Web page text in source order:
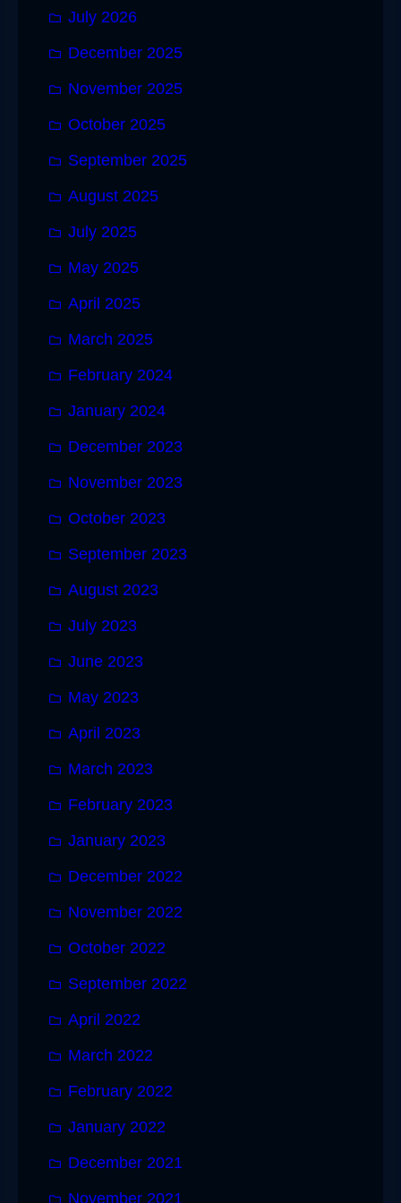
July 2026
December 2025
November 2025
October 2025
September 2025
August 2025
July 2025
May 2025
April 2025
March 2025
February 2024
January 2024
December 2023
November 2023
October 2023
September 2023
August 2023
July 2023
June 2023
May 2023
April 2023
March 2023
February 2023
January 2023
December 2022
November 2022
October 2022
September 2022
April 2022
March 2022
February 2022
January 2022
December 2021
November 2021